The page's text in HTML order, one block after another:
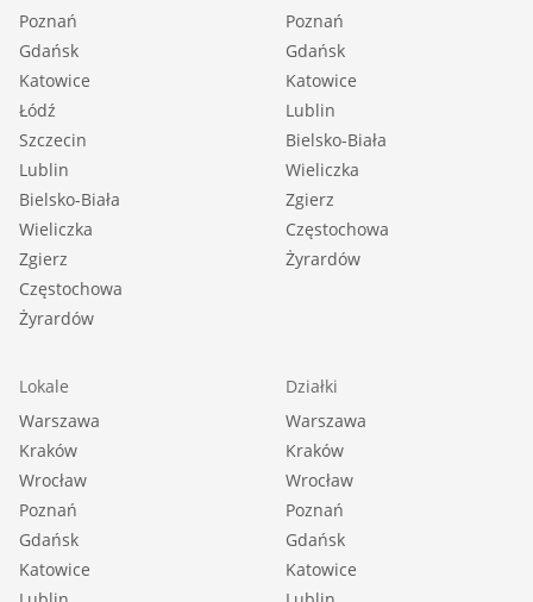
Poznań
Gdańsk
Katowice
Łódź
Szczecin
Lublin
Bielsko-Biała
Wieliczka
Zgierz
Częstochowa
Żyrardów
Poznań
Gdańsk
Katowice
Lublin
Bielsko-Biała
Wieliczka
Zgierz
Częstochowa
Żyrardów
Lokale
Warszawa
Kraków
Wrocław
Poznań
Gdańsk
Katowice
Działki
Warszawa
Kraków
Wrocław
Poznań
Gdańsk
Katowice